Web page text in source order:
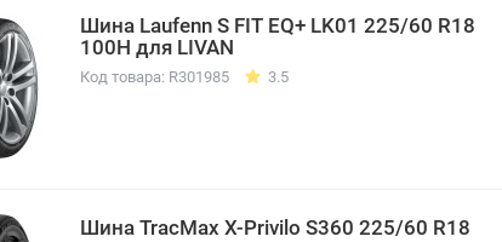
Шина Laufenn S FIT EQ+ LK01 225/60 R18
100H для LIVAN
Код товара: R301985 3.5
Шина TracMax X-Privilo S360 225/60 R18